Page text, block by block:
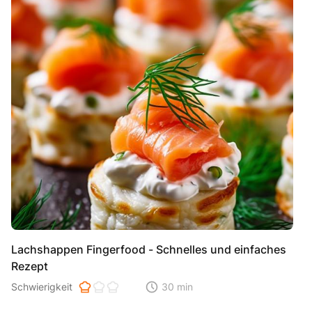
Lachshappen Fingerfood - Schnelles und einfaches
Rezept
Schwierigkeit der Zubereitung. 1 ist einfach 2 ist mittel 3 ist
Schwierigkeit Zeitaufwand der der Zubereitung.
30 min